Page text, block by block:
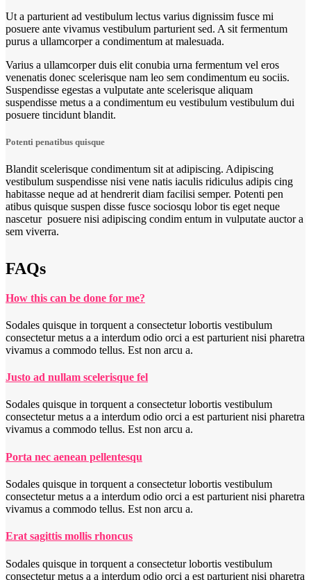
Ut a parturient ad vestibulum lectus varius dignissim fusce mi
posuere ante vivamus vestibulum parturient sed. A sit fermentum
purus a ullamcorper a condimentum at malesuada.
Varius a ullamcorper duis elit conubia urna fermentum vel eros
venenatis donec scelerisque nam leo sem condimentum eu sociis.
Suspendisse egestas a vulputate ante scelerisque aliquam
suspendisse metus a a condimentum eu vestibulum vestibulum dui
posuere tincidunt blandit.
Potenti penatibus quisque
Blandit scelerisque condimentum sit at adipiscing. Adipiscing
vestibulum suspendisse nisi vene natis iaculis ridiculus adipis cing
habitasse neque ad at hendrerit diam facilisi semper. Potenti pen
atibus quisque suspen disse fusce sociosqu lobor tis eget neque
nascetur posuere nisi adipiscing condim entum in vulputate auctor a
sem viverra.
FAQs
How this can be done for me?
Sodales quisque in torquent a consectetur lobortis vestibulum
consectetur metus a a interdum odio orci a est parturient nisi pharetra
vivamus a commodo tellus. Est non arcu a.
Justo ad nullam scelerisque fel
Sodales quisque in torquent a consectetur lobortis vestibulum
consectetur metus a a interdum odio orci a est parturient nisi pharetra
vivamus a commodo tellus. Est non arcu a.
Porta nec aenean pellentesqu
Sodales quisque in torquent a consectetur lobortis vestibulum
consectetur metus a a interdum odio orci a est parturient nisi pharetra
vivamus a commodo tellus. Est non arcu a.
Erat sagittis mollis rhoncus
Sodales quisque in torquent a consectetur lobortis vestibulum
consectetur metus a a interdum odio orci a est parturient nisi pharetra